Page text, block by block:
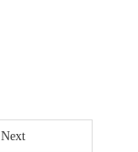
Next